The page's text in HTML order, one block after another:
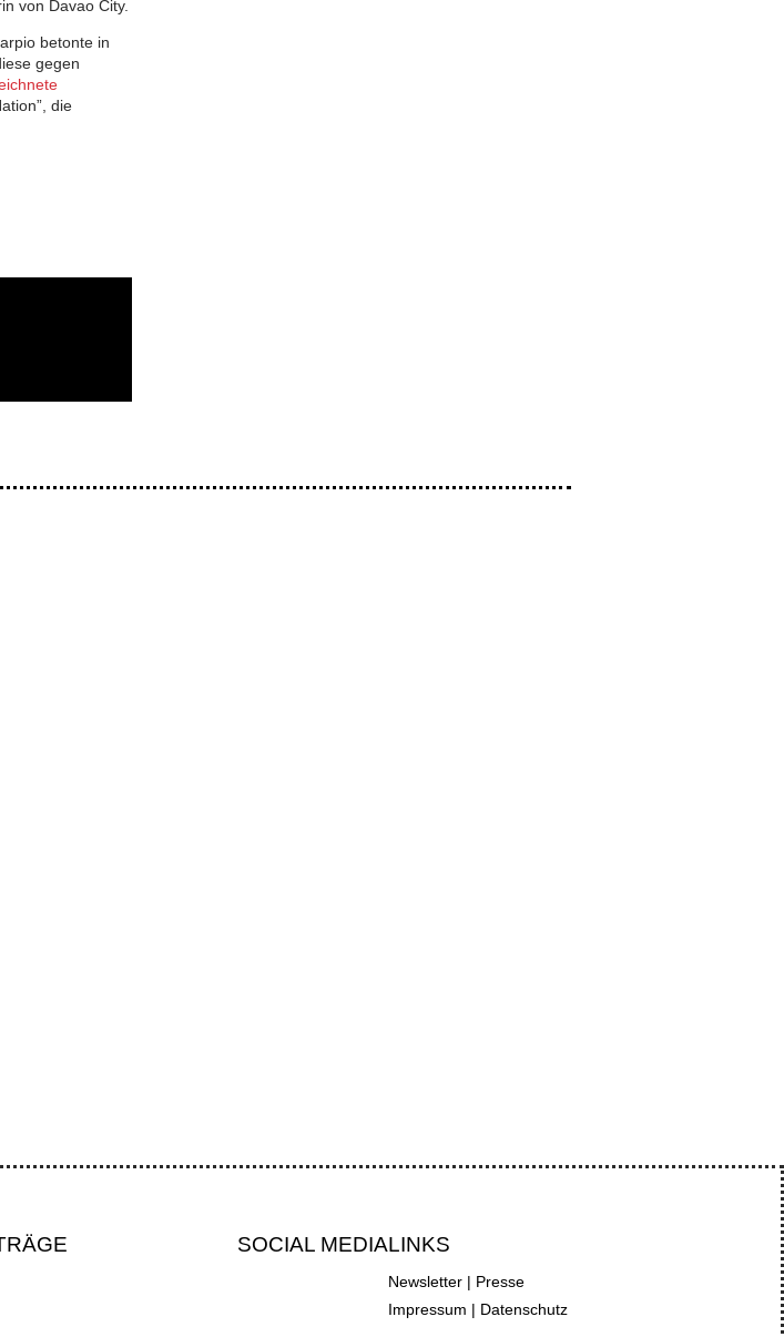
von Davao City.
betonte in
gegen
die
SOCIAL MEDIALINKS
Newsletter | Presse
Impressum | Datenschutz